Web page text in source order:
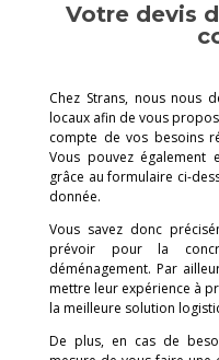
Votre devis
Chez Strans, nous nous
locaux afin de vous
compte de vos besoins
Vous pouvez également
grâce au formulaire ci-
donnée.
Vous savez donc
prévoir pour la
déménagement. Par
mettre leur expérience à
la meilleure solution
De plus, en cas de